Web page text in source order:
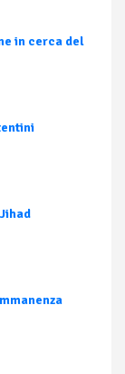
in cerca del